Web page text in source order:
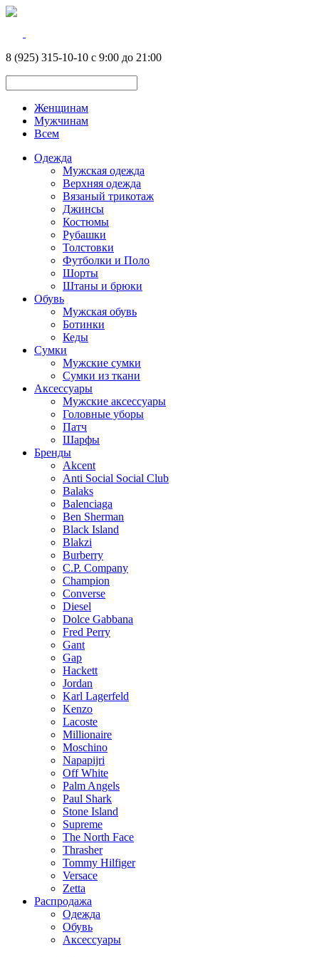
8 (925) 315-10-10 с 9:00 до 21:00
Женщинам
Мужчинам
Всем
Одежда
Мужская одежда
Верхняя одежда
Вязаный трикотаж
Джинсы
Костюмы
Рубашки
Толстовки
Футболки и Поло
Шорты
Штаны и брюки
Обувь
Мужская обувь
Ботинки
Кеды
Сумки
Мужские сумки
Сумки из ткани
Аксессуары
Мужские аксессуары
Головные уборы
Патч
Шарфы
Бренды
Akcent
Anti Social Social Club
Balaks
Balenciaga
Ben Sherman
Black Island
Blakzi
Burberry
C.P. Company
Champion
Converse
Diesel
Dolce Gabbana
Fred Perry
Gant
Gap
Hackett
Jordan
Karl Lagerfeld
Kenzo
Lacoste
Millionaire
Moschino
Napapijri
Off White
Palm Angels
Paul Shark
Stone Island
Supreme
The North Face
Thrasher
Tommy Hilfiger
Versace
Zetta
Распродажа
Одежда
Обувь
Аксессуары